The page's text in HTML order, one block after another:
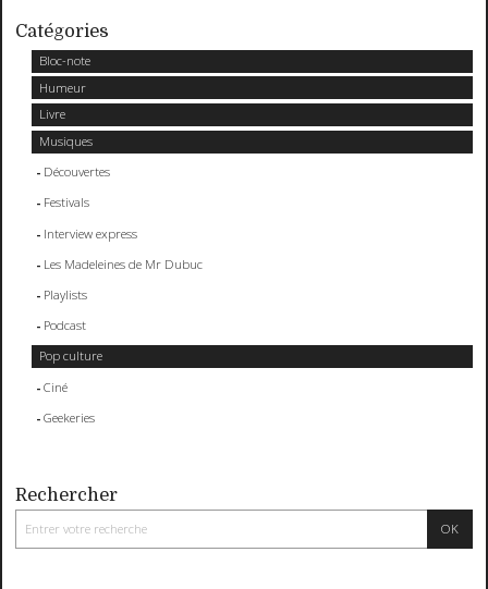
Catégories
Bloc-note
Humeur
Livre
Musiques
Découvertes
Festivals
Interview express
Les Madeleines de Mr Dubuc
Playlists
Podcast
Pop culture
Ciné
Geekeries
Rechercher